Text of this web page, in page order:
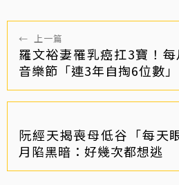
← 上一篇
羅文裕妻罹乳癌扛3寶！
音樂節「連3年自掏6位數」
阮經天揭喪母低谷「每天
月陷黑暗：好幾次都想逃